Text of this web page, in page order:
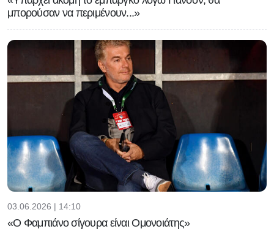
μπορούσαν να περιμένουν...»
03.06.2026 | 14:10
«Ο Φαμπιάνο σίγουρα είναι Ομονοιάτης»